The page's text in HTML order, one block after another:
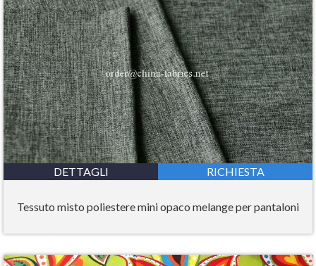
DETTAGLI RICHIESTA
Tessuto misto poliestere mini opaco melange per pantaloni